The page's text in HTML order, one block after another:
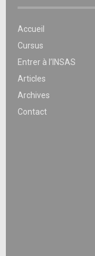
Accueil
Cursus
Entrer à l’INSAS
Articles
Archives
Contact